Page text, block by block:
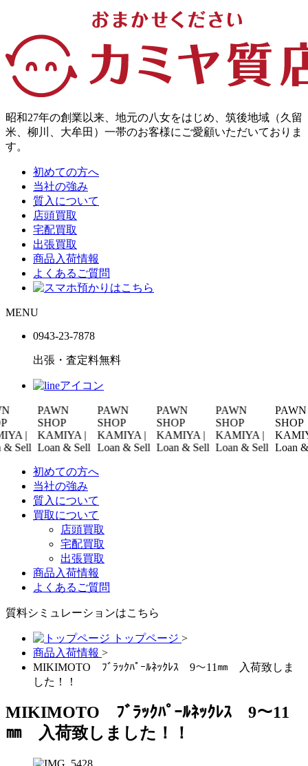
昭和27年の創業以来、地元の八女をはじめ、筑後地域（久留
米、柳川、大牟田）一帯のお客様にご愛顧いただいておりま
す。
初めての方へ
当社の強み
質入について
店頭買取
宅配買取
出張買取
商品入荷情報
よくあるご質問
MENU
0943-23-7878
出張・査定料無料
|
PAWN
SHOP
KAMIYA |
Loan & Sell
PAWN
SHOP
KAMIYA |
Loan & Sell
PAWN
SHOP
KAMIYA |
Loan & Sell
PAWN
SHOP
KAMIYA |
Loan & Sell
PAWN
SHOP
KAMIYA |
Loan & Sell
初めての方へ
当社の強み
質入について
買取について
店頭買取
宅配買取
出張買取
商品入荷情報
よくあるご質問
質料シミュレーションはこちら
トップページ >
商品入荷情報 >
MIKIMOTO ﾌﾞﾗｯｸﾊﾟｰﾙﾈｯｸﾚｽ 9～11㎜ 入荷致しま
した！！
MIKIMOTO ﾌﾞﾗｯｸﾊﾟｰﾙﾈｯｸﾚｽ 9～11
㎜ 入荷致しました！！